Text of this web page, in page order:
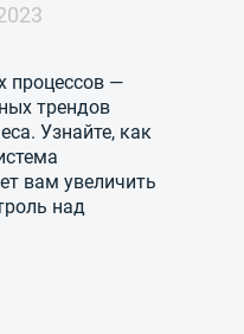
процессов —
трендов
Узнайте, как
вам увеличить
над